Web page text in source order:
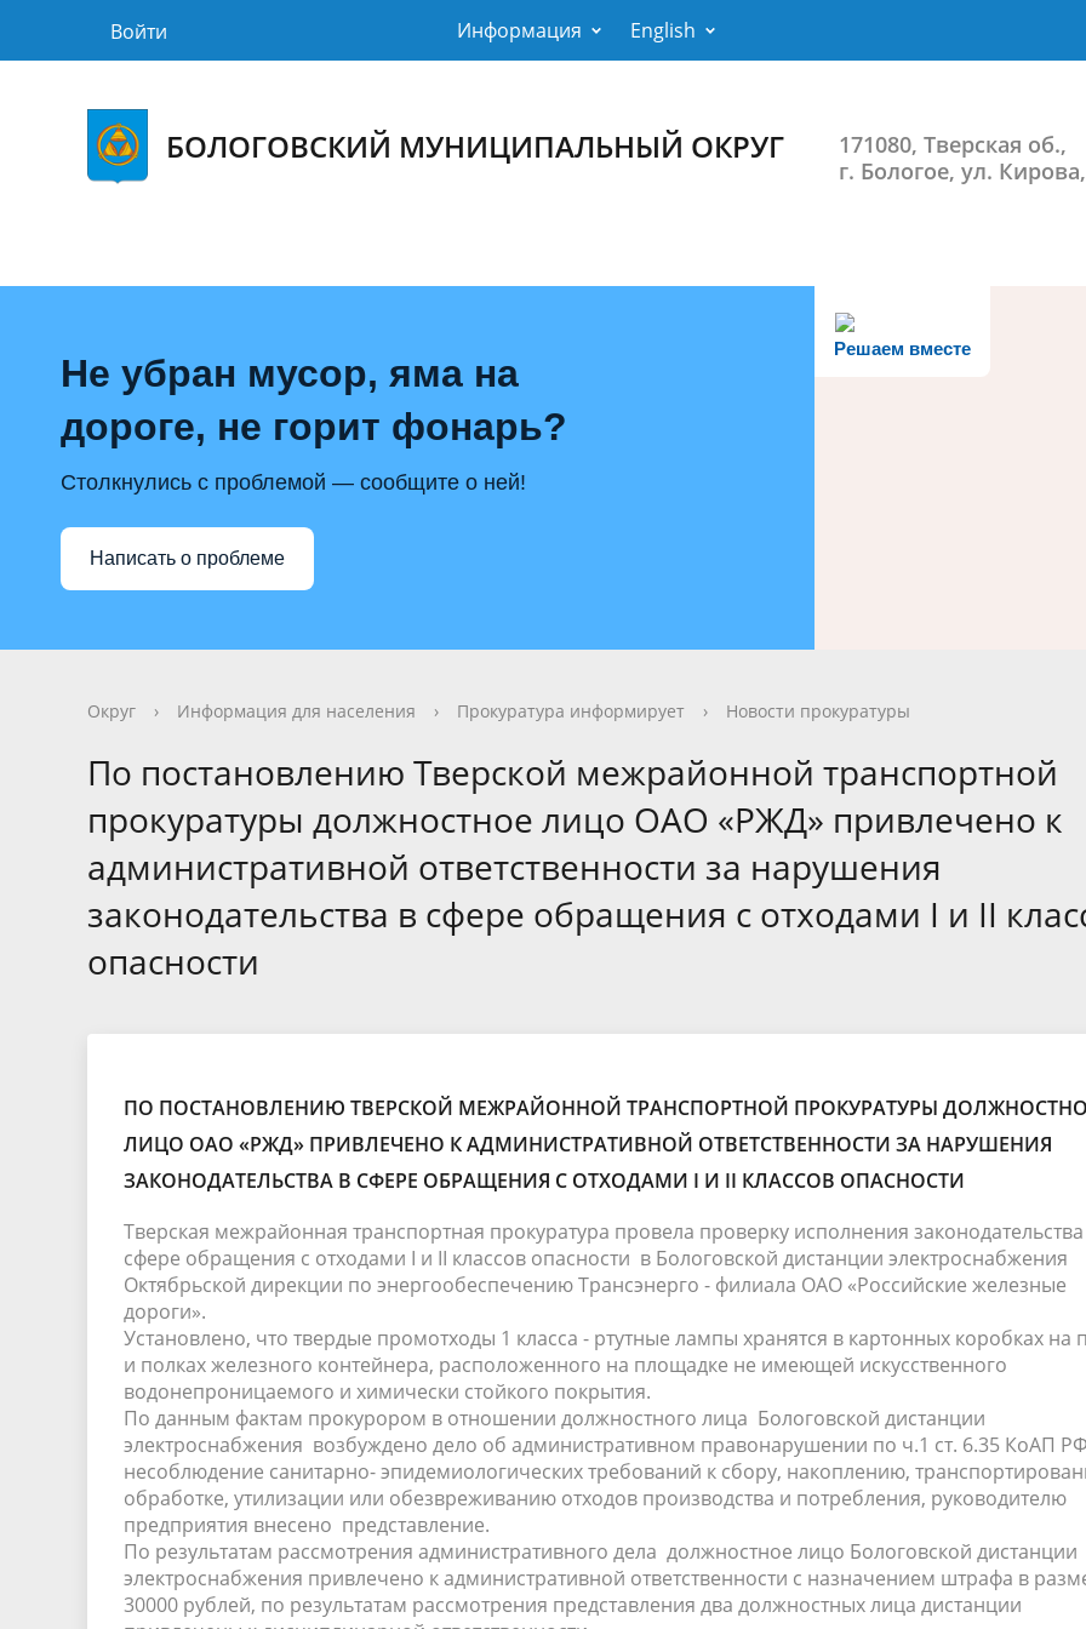
Войти Информация English
БОЛОГОВСКИЙ МУНИЦИПАЛЬНЫЙ ОКРУГ
171080, Тверская об.,
г. Бологое, ул.
Решаем вместе
Не убран мусор, яма на
дороге, не горит фонарь?
Столкнулись с проблемой — сообщите о ней!
Написать о проблеме
Округ › Информация для населения › Прокуратура информирует › Новости прокуратуры
По постановлению Тверской межрайонной транспортной
прокуратуры должностное лицо ОАО «РЖД» привлечено к
административной ответственности за нарушения
законодательства в сфере обращения с отходами I и II
опасности
ПО ПОСТАНОВЛЕНИЮ ТВЕРСКОЙ МЕЖРАЙОННОЙ ТРАНСПОРТНОЙ ПРОКУРАТУРЫ
ЛИЦО ОАО «РЖД» ПРИВЛЕЧЕНО К АДМИНИСТРАТИВНОЙ ОТВЕТСТВЕННОСТИ ЗА НАРУШЕНИЯ
ЗАКОНОДАТЕЛЬСТВА В СФЕРЕ ОБРАЩЕНИЯ С ОТХОДАМИ I И II КЛАССОВ ОПАСНОСТИ
Тверская межрайонная транспортная прокуратура провела проверку исполнения
сфере обращения с отходами I и II классов опасности в Бологовской дистанции электроснабжения
Октябрьской дирекции по энергообеспечению Трансэнерго - филиала ОАО «Российские железные
дороги».
Установлено, что твердые промотходы 1 класса - ртутные лампы хранятся в картонных коробках на
и полках железного контейнера, расположенного на площадке не имеющей искусственного
водонепроницаемого и химически стойкого покрытия.
По данным фактам прокурором в отношении должностного лица Бологовской дистанции
электроснабжения возбуждено дело об административном правонарушении по ч.1 ст. 6.35 КоАП
несоблюдение санитарно- эпидемиологических требований к сбору, накоплению,
обработке, утилизации или обезвреживанию отходов производства и потребления, руководителю
предприятия внесено представление.
По результатам рассмотрения административного дела должностное лицо Бологовской дистанции
электроснабжения привлечено к административной ответственности с назначением штрафа в
30000 рублей, по результатам рассмотрения представления два должностных лица дистанции